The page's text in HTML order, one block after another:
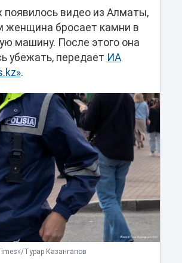
появилось видео из Алматы,
женщина бросает камни в
машину. После этого она
убежать, передает ИА
.
Турар Казангапов